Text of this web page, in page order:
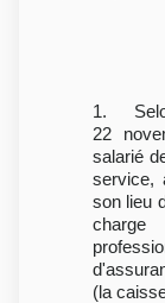
1.
22
salarié
service,
son lieu
(la